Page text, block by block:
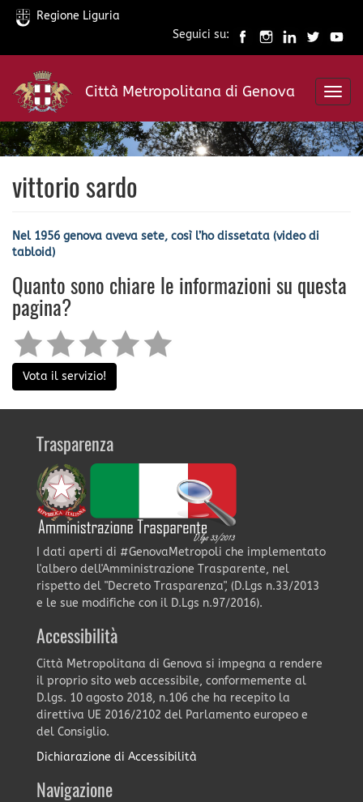
Salta
contenuto
principale
Regione Liguria
Seguici su:
Città Metropolitana di Genova
vittorio sardo
Nel 1956 genova aveva sete, così l’ho dissetata (video di
tabloid)
Quanto sono chiare le informazioni su questa
pagina?
Vota il servizio!
Trasparenza
I dati aperti di #GenovaMetropoli che implementato
l'albero dell'Amministrazione Trasparente, nel
rispetto del "Decreto Trasparenza", (D.Lgs n.33/2013
e le sue modifiche con il D.Lgs n.97/2016).
Accessibilità
Città Metropolitana di Genova si impegna a rendere
il proprio sito web accessibile, conformemente al
D.lgs. 10 agosto 2018, n.106 che ha recepito la
direttiva UE 2016/2102 del Parlamento europeo e
del Consiglio.
Dichiarazione di Accessibilità
Navigazione